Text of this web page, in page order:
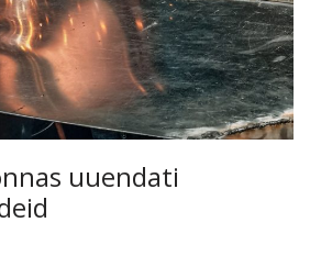
uuendati